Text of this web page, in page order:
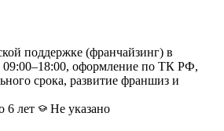
поддержке (франчайзинг) в
09:00–18:00, оформление по ТК РФ,
срока, развитие франшиз и
6 лет
Не указано